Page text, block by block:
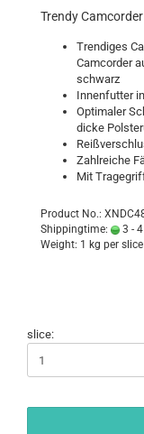
Trendy
Trendiges
Camcorder
schwarz
Innenfutter
Optimaler
dicke
Zahlreiche
Mit
Product No.:
Shippingtime:
3 -
Weight: 1 kg per slice
slice: